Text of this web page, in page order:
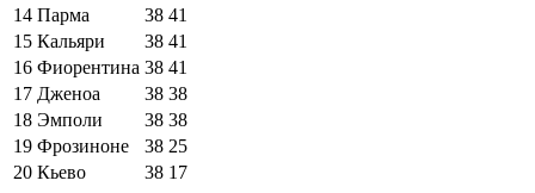
14 Парма 38 41
15 Кальяри 38 41
16 Фиорентина 38 41
17 Дженоа 38 38
18 Эмполи 38 38
19 Фрозиноне 38 25
20 Кьево 38 17